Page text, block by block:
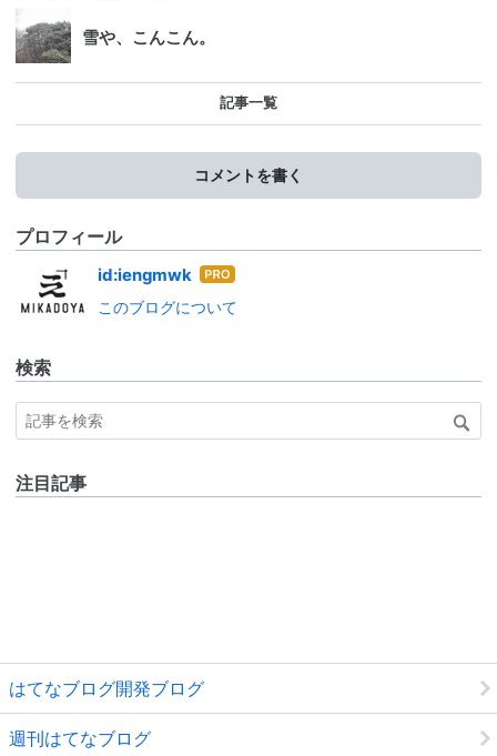
雪や、こんこん。
記事一覧
コメントを書く
プロフィール
id:iengmwk はて
ログ
このブログについて
検索
注目記事
はてなブログ開発ブログ
週刊はてなブログ